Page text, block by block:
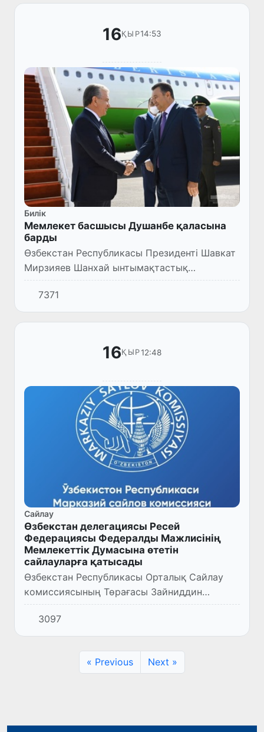
16ҚЫР14:53
Билік
Мемлекет басшысы Душанбе қаласына
барды
Өзбекстан Республикасы Президенті Шавкат
Мирзияев Шанхай ынтымақтастық
ұйымының саммитіне қатысу үшін Душанбе
қаласына барды.
7371
16ҚЫР12:48
Сайлау
Өзбекстан делегациясы Ресей
Федерациясы Федералды Мажлисінің
Мемлекеттік Думасына өтетін
сайлауларға қатысады
Өзбекстан Республикасы Орталық Сайлау
комиссиясының Төрағасы Зайниддин
Низамходжаев басшылығындағы Өзбекстан
делегациясы үстіміздегі жылыдың 17-19
сентябрь күндері Ресей Федерацияс...
3097
« Previous Next »